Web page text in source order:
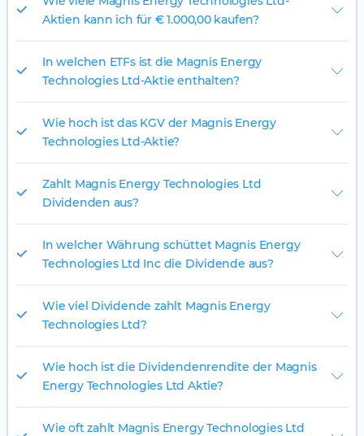
Aktien kann ich für € 1.000,00 kaufen?
In welchen ETFs ist die Magnis Energy
Technologies Ltd-Aktie enthalten?
Wie hoch ist das KGV der Magnis Energy
Technologies Ltd-Aktie?
Zahlt Magnis Energy Technologies Ltd
Dividenden aus?
In welcher Währung schüttet Magnis Energy
Technologies Ltd Inc die Dividende aus?
Wie viel Dividende zahlt Magnis Energy
Technologies Ltd?
Wie hoch ist die Dividendenrendite der Magnis
Energy Technologies Ltd Aktie?
Wie oft zahlt Magnis Energy Technologies Ltd